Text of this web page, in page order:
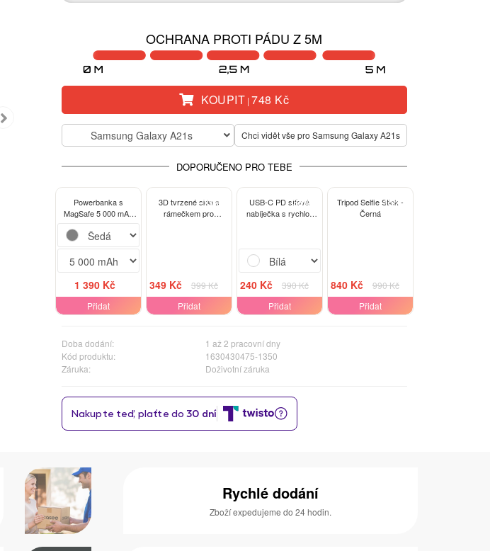
OCHRANA PROTI PÁDU Z 5M
KOUPIT |748 Kč
Samsung Galaxy A21s Chci vidět vše pro Samsung Galaxy A21s
DOPORUČENO PRO TEBE
Powerbanka s
MagSafe 5 000 mAh
1 390 Kč
Přidat
-13%
3D tvrzené sklo s
rámečkem pro
349 Kč
399 Kč
Přidat
-38%
USB-C PD síťová
nabíječka s rychlo-
240 Kč
390 Kč
Přidat
-15%
Tripod Selfie Stick -
Černá
840 Kč
990 Kč
Přidat
Doba dodání:
1 až 2 pracovní dny
Kód produktu:
1630430475-1350
Záruka:
Doživotní záruka
Rychlé dodání
Zboží expedujeme do 24 hodin.